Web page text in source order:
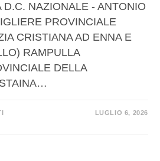
D.C. NAZIONALE - ANTONIO
PROVINCIALE
CRISTIANA AD ENNA E
RAMPULLA
DELLA
LUGLIO 6, 2026